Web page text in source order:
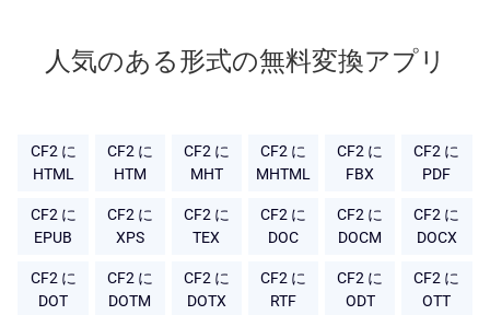
人気のある形式の無料変換アプリ
CF2 に
HTML
CF2 に
HTM
CF2 に
MHT
CF2 に
MHTML
CF2 に
FBX
CF2 に
PDF
CF2 に
EPUB
CF2 に
XPS
CF2 に
TEX
CF2 に
DOC
CF2 に
DOCM
CF2 に
DOCX
CF2 に
DOT
CF2 に
DOTM
CF2 に
DOTX
CF2 に
RTF
CF2 に
ODT
CF2 に
OTT